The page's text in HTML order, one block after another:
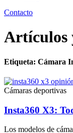
Contacto
Artículos
Etiqueta: Cámara
Cámaras deportivas
Insta360 X3:
Los modelos de